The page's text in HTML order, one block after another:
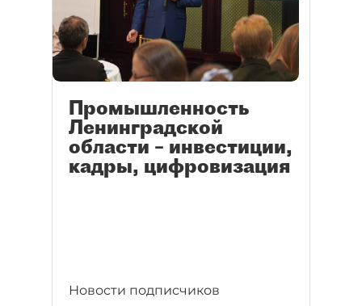
Промышленность
Ленинградской
области – инвестиции,
кадры, цифровизация
Новости подписчиков